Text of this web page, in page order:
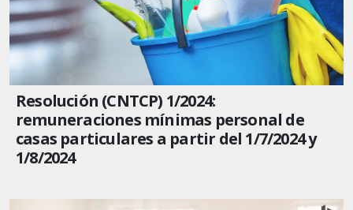
Resolución (CNTCP) 1/2024:
remuneraciones mínimas personal de
casas particulares a partir del 1/7/2024 y
1/8/2024